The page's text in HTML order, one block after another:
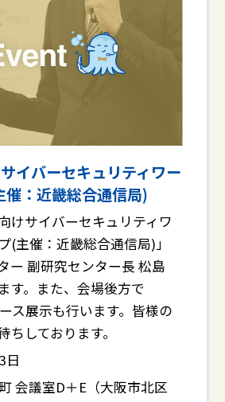
イバーセキュリティワー
催：近畿総合通信局)
けサイバーセキュリティワ
(主催：近畿総合通信局)」
ー 副研究センター長 松島
す。また、会場後方で
ス展示も行います。皆様の
ちしております。
日
会議室D＋E（大阪市北区